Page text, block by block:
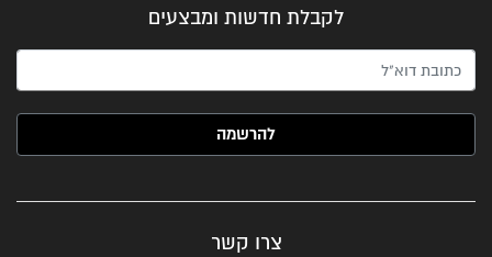
לקבלת חדשות ומבצעים
האימייל שלך (חובה)
צרו קשר